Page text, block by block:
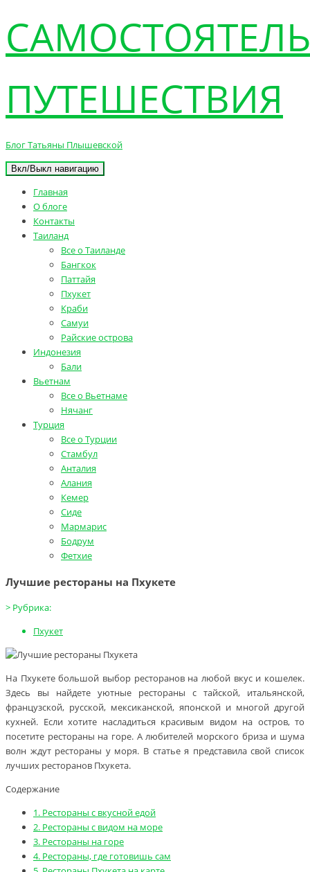
ПУТЕШЕСТВИЯ
Блог Татьяны Плышевской
Вкл/Выкл навигацию
Главная
О блоге
Контакты
Таиланд
Все о Таиланде
Бангкок
Паттайя
Пхукет
Краби
Самуи
Райские острова
Индонезия
Бали
Вьетнам
Все о Вьетнаме
Нячанг
Турция
Все о Турции
Стамбул
Анталия
Алания
Кемер
Сиде
Мармарис
Бодрум
Фетхие
Лучшие рестораны на Пхукете
> Рубрика:
Пхукет
На Пхукете большой выбор ресторанов на любой вкус и кошелек.
Здесь вы найдете уютные рестораны с тайской, итальянской,
французской, русской, мексиканской, японской и многой другой
кухней. Если хотите насладиться красивым видом на остров, то
посетите рестораны на горе. А любителей морского бриза и шума
волн ждут рестораны у моря. В статье я представила свой список
лучших ресторанов Пхукета.
Содержание
1. Рестораны с вкусной едой
2. Рестораны с видом на море
3. Рестораны на горе
4. Рестораны, где готовишь сам